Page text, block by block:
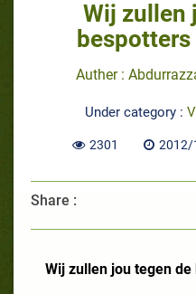
Wij zullen
Auther :
Under category :
2301 2012/
Share :
Wij zullen jou tegen